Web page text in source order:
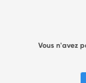
Vous n'avez